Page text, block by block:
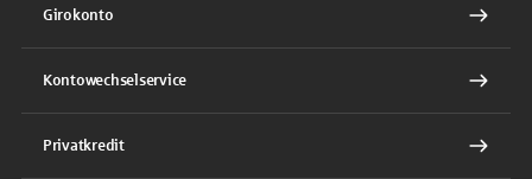
Girokonto
Kontowechselservice
Privatkredit